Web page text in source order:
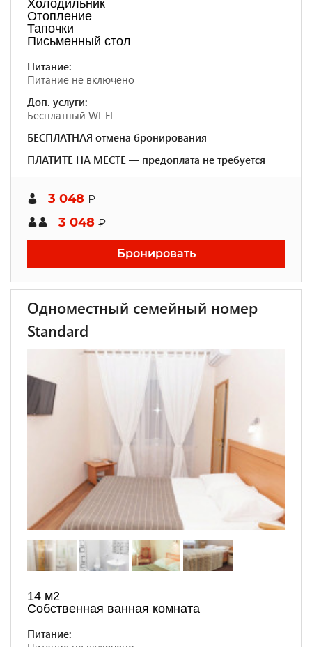
Холодильник
Отопление
Тапочки
Письменный стол
Питание:
Питание не включено
Доп. услуги:
Бесплатный WI-FI
БЕСПЛАТНАЯ отмена бронирования
ПЛАТИТЕ НА МЕСТЕ — предоплата не требуется
3 048 ₽
3 048 ₽
Бронировать
Одноместный семейный номер
Standard
14 м2
Собственная ванная комната
Питание: